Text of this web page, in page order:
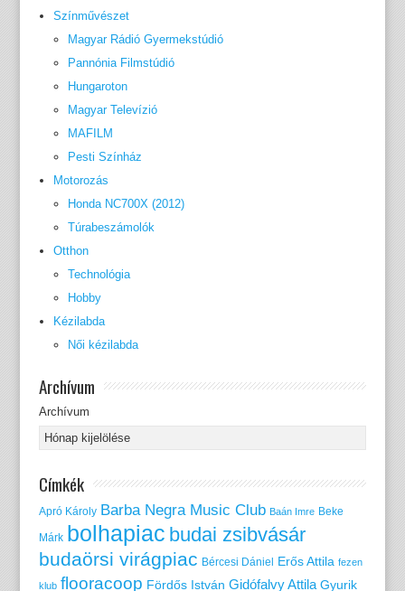
Színművészet
Magyar Rádió Gyermekstúdió
Pannónia Filmstúdió
Hungaroton
Magyar Televízió
MAFILM
Pesti Színház
Motorozás
Honda NC700X (2012)
Túrabeszámolók
Otthon
Technológia
Hobby
Kézilabda
Női kézilabda
Archívum
Archívum
Címkék
Apró Károly Barba Negra Music Club Baán Imre Beke
Márk bolhapiac budai zsibvásár
budaörsi virágpiac Bércesi Dániel Erős Attila fezen
klub flooracoop Fördős István Gidófalvy Attila Gyurik